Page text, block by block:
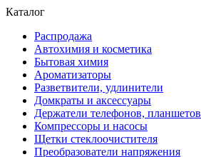
Каталог
Распродажа
Автохимия и косметика
Бытовая химия
Ароматизаторы
Разветвители, удлинители
Домкраты и аксессуары
Держатели телефонов, планшетов
Компрессоры и насосы
Щетки стеклоочистителя
Преобразователи напряжения